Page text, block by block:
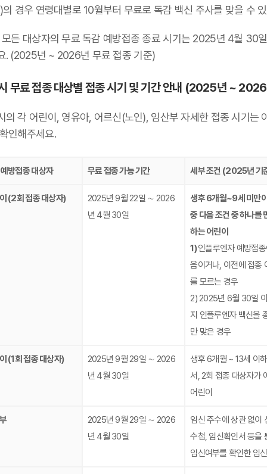
의 경우 연령대별로 10월부터 무료로 독감 백신 주사를 맞을 수
모든 대상자의 무료 독감 예방접종 종료 시기는 2025년 4월 30
. (2025년 ~ 2026년 무료 접종 기준)
무료 접종 대상별 접종 시기 및 기간 안내 (2025년 ~
의 각 어린이, 영유아, 어르신(노인), 임산부 자세한 접종 시기는
인해주세요.
방접종 대상자 무료 접종 가능 기간 세부 조건 (2025년 기
(2회 접종 대상자)
2025년 9월 22일 ∼ 2026
년 4월 30일
생후 6개월~9세 미만
중 다음 조건 중 하나를
하는 어린이
1)인플루엔자 예방접종
음이거나, 이전에 접종
를 모르는 경우
2) 2025년 6월 30일
지 인플루엔자 백신을
만 맞은 경우
(1회 접종 대상자)
2025년 9월 29일 ∼ 2026
년 4월 30일
생후 6개월 ~ 13세 이
서, 2회 접종 대상자가
어린이
2025년 9월 29일 ∼ 2026
년 4월 30일
임신 주수에 상관 없이
수첩, 임신확인서 등을
임신여부를 확인한 임